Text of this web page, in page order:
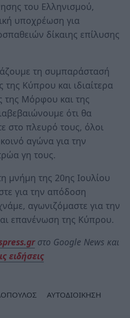
του Ελληνισμού,
υποχρέωση για
δίκαιης επίλυσης
τη συμπαράστασή
Κύπρου και ιδιαίτερα
της Μόρφου και της
ότι θα
στο πλευρό τους, όλοι
αγώνα για την
γη τους.
μνήμη της 20ης Ιουλίου
για την απόδοση
αγωνιζόμαστε για την
επανένωση της Κύπρου.
στο Google News και
ειδήσεις
ΑΥΤΟΔΙΟΙΚΗΣΗ